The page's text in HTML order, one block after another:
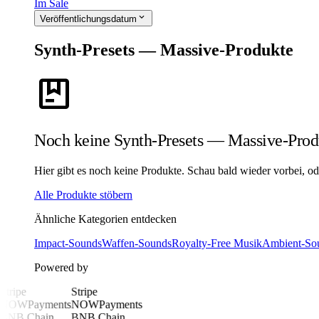
Im Sale
Veröffentlichungsdatum expand_more
Synth-Presets — Massive-Produkte
package
Noch keine Synth-Presets — Massive-
Hier gibt es noch keine Produkte. Schau bald wieder vorbei,
Alle Produkte stöbern
Ähnliche Kategorien entdecken
Impact-SoundsWaffen-SoundsRoyalty-Free MusikAmbient-
Powered by
Stripe
NOWPayments
Stripe
NOWPayments